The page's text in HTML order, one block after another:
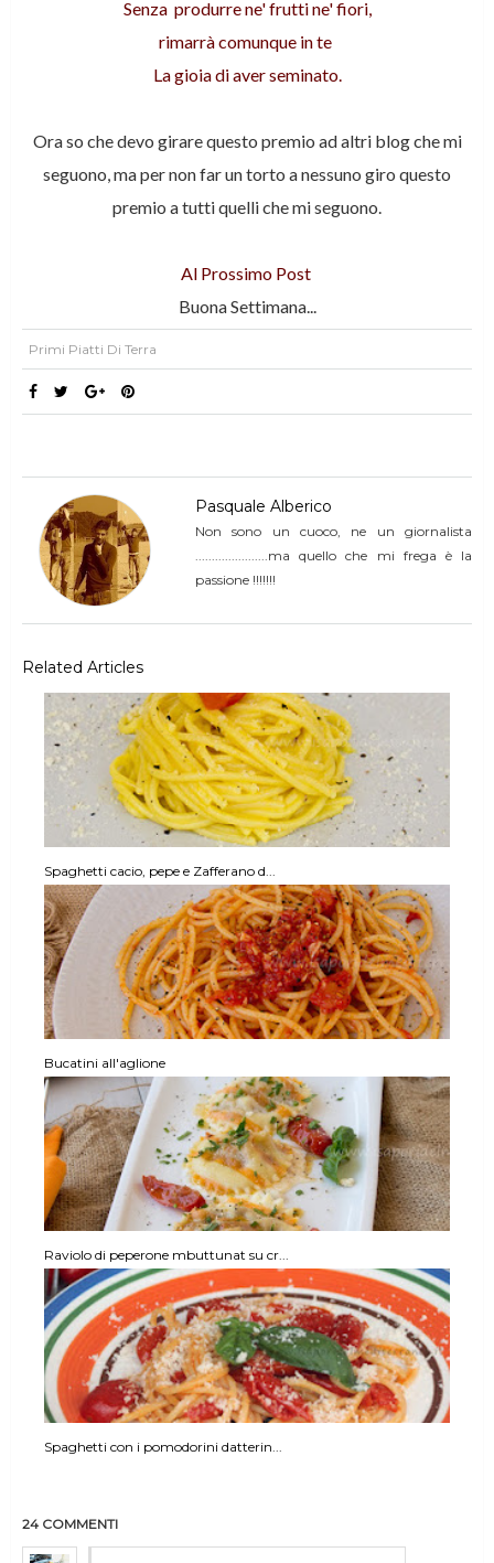
Senza produrre ne' frutti ne' fiori,
rimarrà comunque in te
La gioia di aver seminato.
Ora so che devo girare questo premio ad altri blog che mi
seguono, ma per non far un torto a nessuno giro questo
premio a tutti quelli che mi seguono.
Al Prossimo Post
Buona Settimana...
Primi Piatti Di Terra
Pasquale Alberico
Non sono un cuoco, ne un giornalista
......................ma quello che mi frega è la
passione !!!!!!!
Related Articles
Spaghetti cacio, pepe e Zafferano d...
Bucatini all'aglione
Raviolo di peperone mbuttunat su cr...
Spaghetti con i pomodorini datterin...
24 COMMENTI